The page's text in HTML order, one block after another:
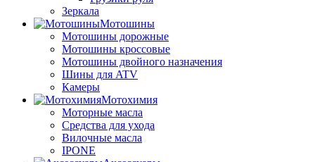
Зеркала
Мотошины
Мотошины дорожные
Мотошины кроссовые
Мотошины двойного назначения
Шины для ATV
Камеры
Мотохимия
Моторные масла
Средства для ухода
Вилочные масла
IPONE